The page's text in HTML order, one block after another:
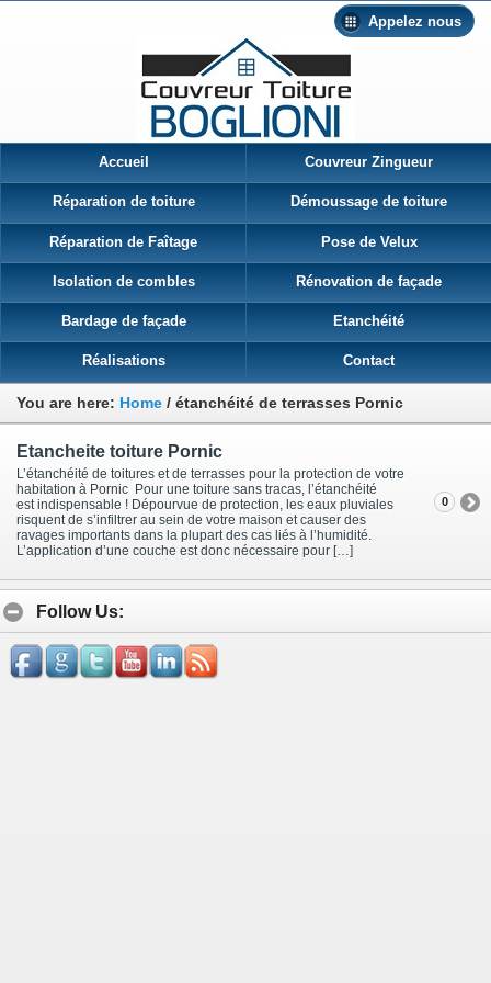
Appelez nous
Accueil Couvreur Zingueur
Réparation de toiture Démoussage de toiture
Réparation de Faîtage Pose de Velux
Isolation de combles Rénovation de façade
Bardage de façade Etanchéité
Réalisations Contact
You are here: Home / étanchéité de terrasses Pornic
Etancheite toiture Pornic
L’étanchéité de toitures et de terrasses pour la protection de votre
habitation à Pornic Pour une toiture sans tracas, l’étanchéité
est indispensable ! Dépourvue de protection, les eaux pluviales
risquent de s’infiltrer au sein de votre maison et causer des
ravages importants dans la plupart des cas liés à l’humidité.
L’application d’une couche est donc nécessaire pour […]
0
Follow Us: